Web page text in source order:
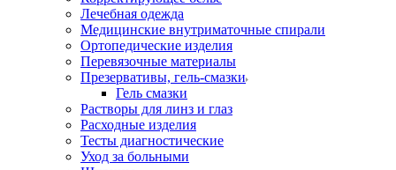
Лечебная одежда
Медицинские внутриматочные спирали
Ортопедические изделия
Перевязочные материалы
Презервативы, гель-смазки
Гель смазки
Растворы для линз и глаз
Расходные изделия
Тесты диагностические
Уход за больными